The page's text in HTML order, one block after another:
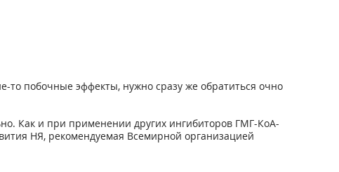
побочные эффекты, нужно сразу же обратиться очно
Как и при применении других ингибиторов ГМГ-КоА-
НЯ, рекомендуемая Всемирной организацией